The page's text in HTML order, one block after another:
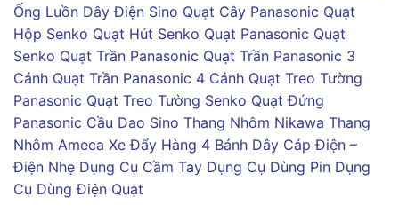
Ống Luồn Dây Điện Sino Quạt Cây Panasonic Quạt
Hộp Senko Quạt Hút Senko Quạt Panasonic Quạt
Senko Quạt Trần Panasonic Quạt Trần Panasonic 3
Cánh Quạt Trần Panasonic 4 Cánh Quạt Treo Tường
Panasonic Quạt Treo Tường Senko Quạt Đứng
Panasonic Cầu Dao Sino Thang Nhôm Nikawa Thang
Nhôm Ameca Xe Đẩy Hàng 4 Bánh Dây Cáp Điện –
Điện Nhẹ Dụng Cụ Cầm Tay Dụng Cụ Dùng Pin Dụng
Cụ Dùng Điện Quạt